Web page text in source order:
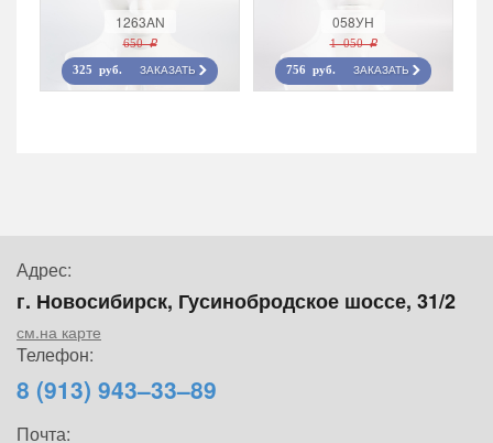
1263AN
650 r
325 руб. ЗАКАЗАТЬ
058УН
1 050 r
756 руб. ЗАКАЗАТЬ
Адрес:
г. Новосибирск, Гусинобродское шоссе, 31/2
см.на карте
Телефон:
8 (913) 943–33–89
Почта: